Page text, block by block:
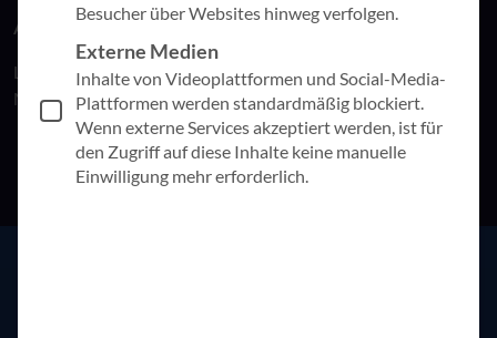
Artikel herunterladen
Lesen Siehierdie vollständige Kolumne, die in der Kategorie
Mind_IT erschienen ist.
Besucher über Websites hinweg verfolgen.
Externe Medien
Inhalte von Videoplattformen und Social-Media-
Plattformen werden standardmäßig blockiert.
Wenn externe Services akzeptiert werden, ist für
den Zugriff auf diese Inhalte keine manuelle
Einwilligung mehr erforderlich.